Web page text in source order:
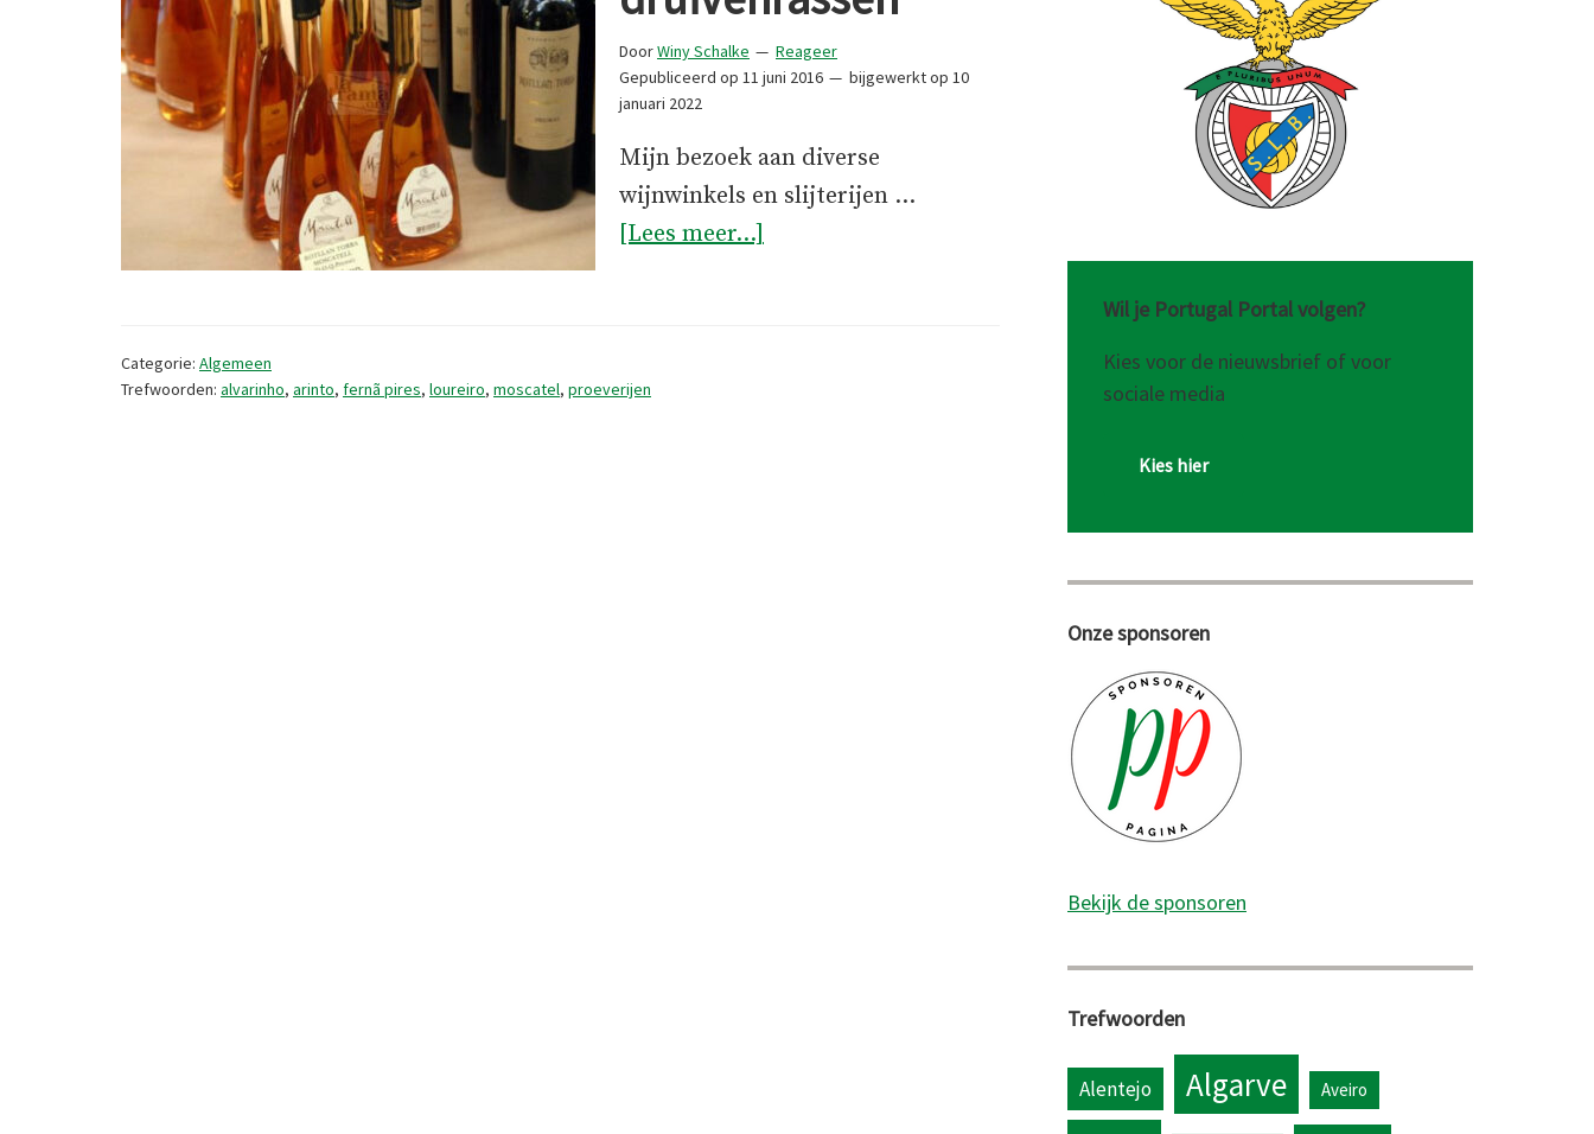
DoorWiny Schalke
Reageer
Gepubliceerd op 11 juni 2016 bijgewerkt op 10
januari 2022
Mijn bezoek aan diverse
wijnwinkels en slijterijen …
[Lees meer...]
Categorie: Algemeen
Trefwoorden: alvarinho, arinto, fernã pires, loureiro, moscatel, proeverijen
Wil je Portugal Portal volgen?
Kies voor de nieuwsbrief of voor
sociale media
Kies hier
Onze sponsoren
Bekijk de sponsoren
Trefwoorden
Alentejo Algarve Aveiro